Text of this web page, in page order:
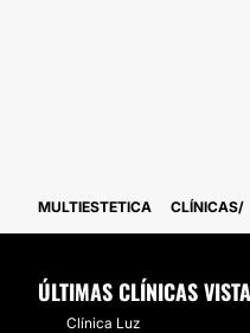
MULTIESTETICA CLÍNICAS
ÚLTIMAS CLÍNICAS
Clínica Luz